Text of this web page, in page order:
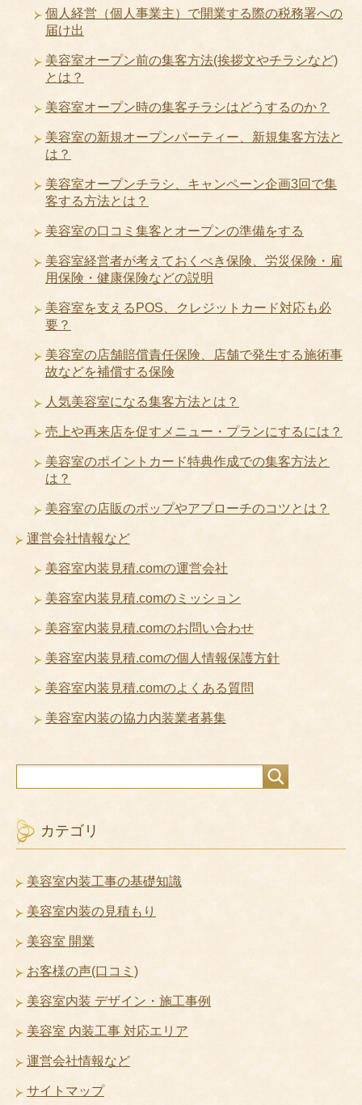
個人経営（個人事業主）で開業する際の税務署への
届け出
美容室オープン前の集客方法(挨拶文やチラシなど)
とは？
美容室オープン時の集客チラシはどうするのか？
美容室の新規オープンパーティー、新規集客方法と
は？
美容室オープンチラシ、キャンペーン企画3回で集
客する方法とは？
美容室の口コミ集客とオープンの準備をする
美容室経営者が考えておくべき保険、労災保険・雇
用保険・健康保険などの説明
美容室を支えるPOS、クレジットカード対応も必
要？
美容室の店舗賠償責任保険、店舗で発生する施術事
故などを補償する保険
人気美容室になる集客方法とは？
売上や再来店を促すメニュー・プランにするには？
美容室のポイントカード特典作成での集客方法と
は？
美容室の店販のポップやアプローチのコツとは？
運営会社情報など
美容室内装見積.comの運営会社
美容室内装見積.comのミッション
美容室内装見積.comのお問い合わせ
美容室内装見積.comの個人情報保護方針
美容室内装見積.comのよくある質問
美容室内装の協力内装業者募集
カテゴリ
美容室内装工事の基礎知識
美容室内装の見積もり
美容室 開業
お客様の声(口コミ)
美容室内装 デザイン・施工事例
美容室 内装工事 対応エリア
運営会社情報など
サイトマップ